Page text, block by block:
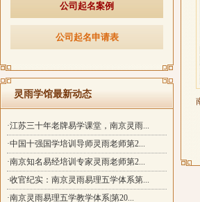
公司起名案例
公司起名申请表
灵雨学馆最新动态
·江苏三十年老牌易学课堂，南京灵雨...
·中国十强国学培训导师灵雨老师第2...
·南京知名易经培训专家灵雨老师第2...
·收官纪实：南京灵雨易理五学体系第...
·南京灵雨易理五学教学体系|第20...